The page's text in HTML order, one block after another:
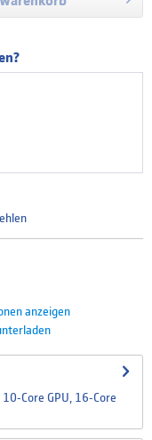
anzeigen
GPU, 16‑Core